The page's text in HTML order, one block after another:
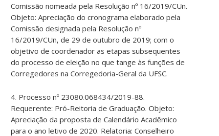
Comissão nomeada pela Resolução nº 16/2019/CUn.
Objeto: Apreciação do cronograma elaborado pela
Comissão designada pela Resolução nº
16/2019/CUn, de 29 de outubro de 2019; com o
objetivo de coordenador as etapas subsequentes
do processo de eleição no que tange às funções de
Corregedores na Corregedoria-Geral da UFSC.
4. Processo nº 23080.068434/2019-88.
Requerente: Pró-Reitoria de Graduação. Objeto:
Apreciação da proposta de Calendário Acadêmico
para o ano letivo de 2020. Relatoria: Conselheiro